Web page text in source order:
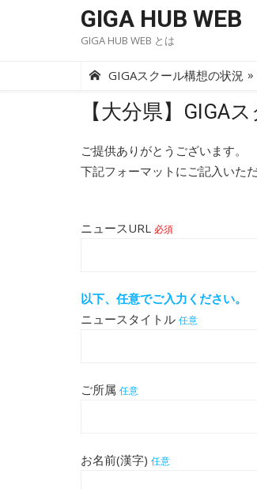
GIGA HUB WEB
GIGA HUB WEB とは
GIGAスクール構想の状況 »
【大分県】GIGA
ご提供ありがとうございます。
下記フォーマットにご記入いた
ニュースURL 必須
以下、任意でご入力ください。
ニュースタイトル 任意
ご所属 任意
お名前(漢字) 任意